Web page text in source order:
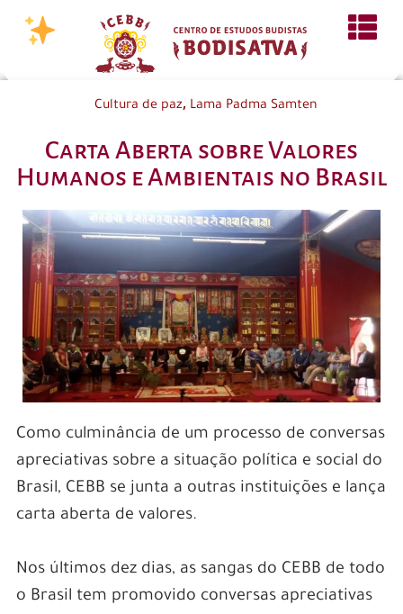
Cultura de paz, Lama Padma Samten
Carta Aberta sobre Valores
Humanos e Ambientais no Brasil
Como culminância de um processo de conversas
apreciativas sobre a situação política e social do
Brasil, CEBB se junta a outras instituições e lança
carta aberta de valores.
Nos últimos dez dias, as sangas do CEBB de todo
o Brasil tem promovido conversas apreciativas